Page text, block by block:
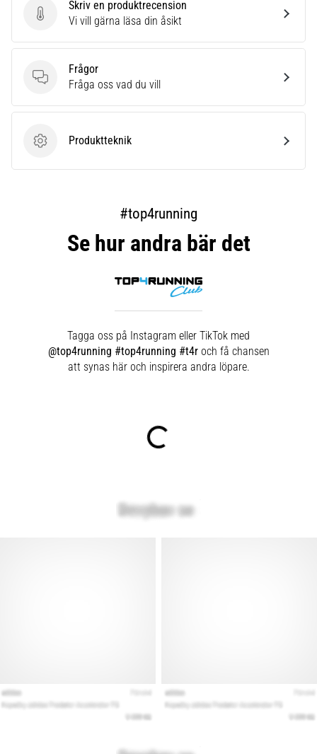
Skriv en produktrecension
Skriv en produktrecension
Vi vill gärna läsa din åsikt
Frågor
Frågor
Fråga oss vad du vill
ProduktteknikProduktteknik
#top4running
Se hur andra bär det
Tagga oss på Instagram eller TikTok med
@top4running #top4running #t4roch få chansen
att synas här och inspirera andra löpare.